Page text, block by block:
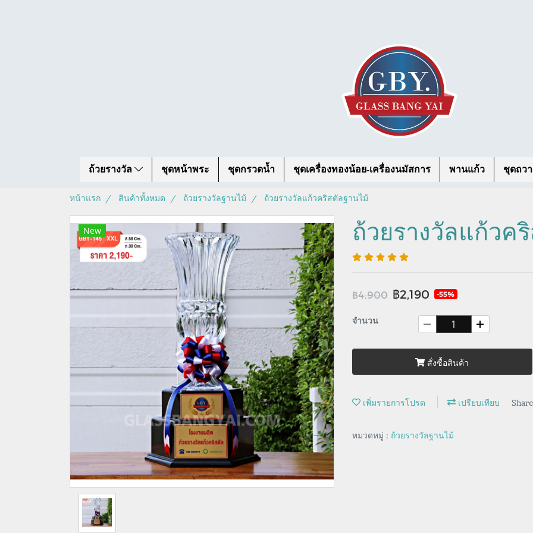
ถ้วยรางวัล ชุดหน้าพระ ชุดกรวดน้ำ ชุดเครื่องทองน้อย-เครื่องนมัสการ พานแก้ว ชุดถว
หน้าแรก สินค้าทั้งหมด ถ้วยรางวัลฐานไม้ ถ้วยรางวัลแก้วคริสตัลฐานไม้
New ถ้วยรางวัลแก้วค
฿4,900 ฿2,190 -55%
จำนวน
สั่งซื้อสินค้า
เพิ่มรายการโปรด เปรียบเทียบ Share
หมวดหมู่ : ถ้วยรางวัลฐานไม้